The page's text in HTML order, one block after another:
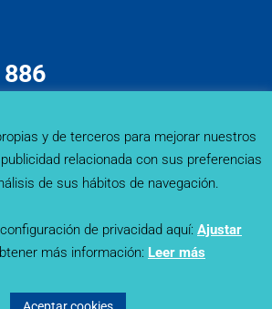
y de terceros para mejorar nuestros
relacionada con sus preferencias
de sus hábitos de navegación.
de privacidad aquí: Ajustar
más información: Leer más